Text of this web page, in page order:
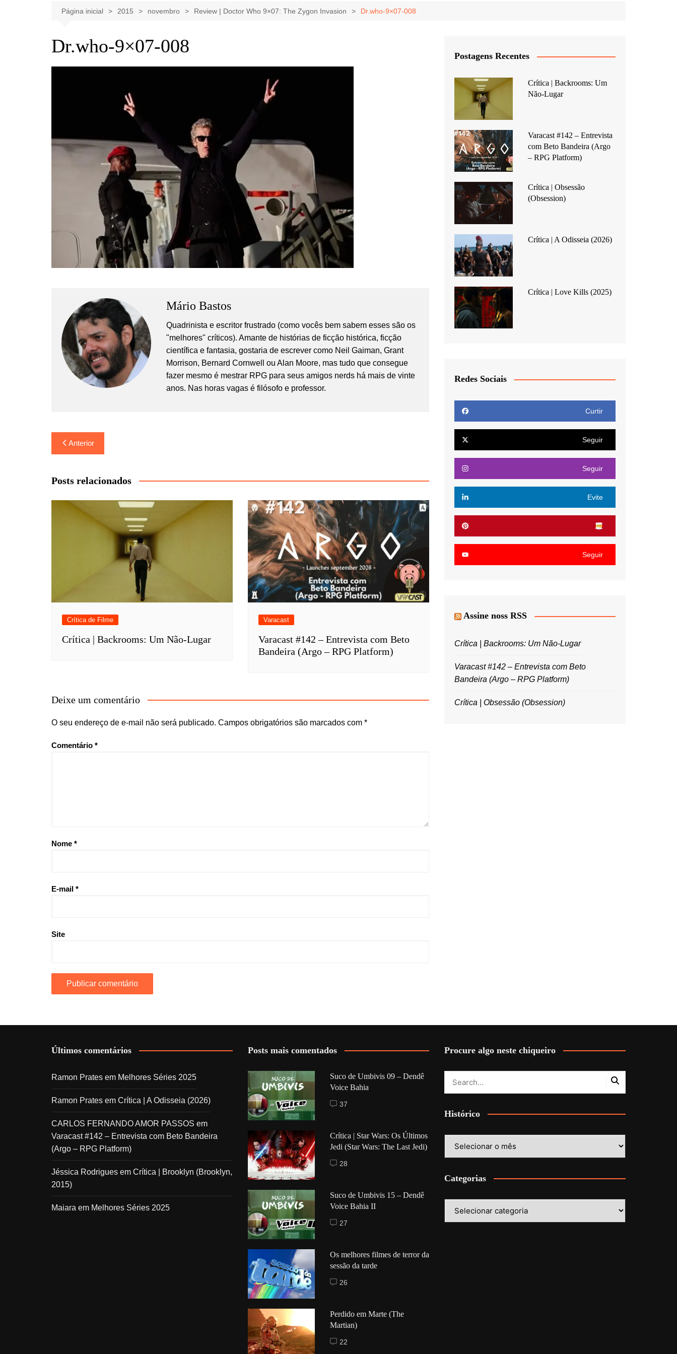
Celebridades
Música
Clássicos
Livros
Game ReviewRadiola Torresmo
Tv
Página inicial 2015 novembro Review | Doctor Who 9×07: The Zygon Invasion Dr.who-9×07-008
Dr.who-9×07-008
Mário Bastos
Quadrinista e escritor frustrado (como vocês bem sabem esses são os
"melhores" críticos). Amante de histórias de ficção histórica, ficção
científica e fantasia, gostaria de escrever como Neil Gaiman, Grant
Morrison, Bernard Cornwell ou Alan Moore, mas tudo que consegue
fazer mesmo é mestrar RPG para seus amigos nerds há mais de vinte
anos. Nas horas vagas é filósofo e professor.
Navegação
de
Post
Anterior
Posts relacionados
Crítica de Filme
Crítica | Backrooms: Um Não-Lugar
Varacast
Varacast #142 – Entrevista com Beto
Bandeira (Argo – RPG Platform)
Deixe um comentário
O seu endereço de e-mail não será publicado. Campos obrigatórios são marcados com *
Comentário *
Nome *
E-mail *
Site
Postagens Recentes
Crítica | Backrooms: Um
Não-Lugar
Varacast #142 – Entrevista
com Beto Bandeira (Argo
– RPG Platform)
Crítica | Obsessão
(Obsession)
Crítica | A Odisseia (2026)
Crítica | Love Kills (2025)
Redes Sociais
Curtir
Seguir
Seguir
Evite
Seguir
Assine noss RSS
Crítica | Backrooms: Um Não-Lugar
Varacast #142 – Entrevista com Beto
Bandeira (Argo – RPG Platform)
Crítica | Obsessão (Obsession)
Últimos comentários
Ramon Prates em Melhores Séries 2025
Ramon Prates em Crítica | A Odisseia (2026)
CARLOS FERNANDO AMOR PASSOS em
Varacast #142 – Entrevista com Beto Bandeira
(Argo – RPG Platform)
Jéssica Rodrigues em Crítica | Brooklyn (Brooklyn,
2015)
Maiara em Melhores Séries 2025
Posts mais comentados
Suco de Umbivis 09 – Dendê
Voice Bahia
37
Crítica | Star Wars: Os Últimos
Jedi (Star Wars: The Last Jedi)
28
Suco de Umbivis 15 – Dendê
Voice Bahia II
27
Os melhores filmes de terror da
sessão da tarde
26
Perdido em Marte (The
Martian)
22
Procure algo neste chiqueiro
Histórico
Categorias